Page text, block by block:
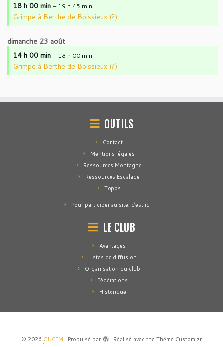
18 h 00 min – 19 h 45 min
Grimpe à Berthe de Boissieux (?)
dimanche 23 août
14 h 00 min – 18 h 00 min
Grimpe à Berthe de Boissieux (?)
OUTILS
Contact
Mentions légales
Ressources Montagne
Ressources Escalade
Topos
Pour participer au site, c’est ici !
LE CLUB
Avantages
Listes de diffusion
Organisation du club
Fédérations
Historique
· © 2026 GUCEM · Propulsé par · Réalisé avec the Thème Customizr·